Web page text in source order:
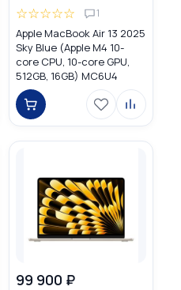
☆☆☆☆☆ 1
Apple MacBook Air 13 2025
Sky Blue (Apple M4 10-
core CPU, 10-core GPU,
512GB, 16GB) MC6U4
99 900 ₽